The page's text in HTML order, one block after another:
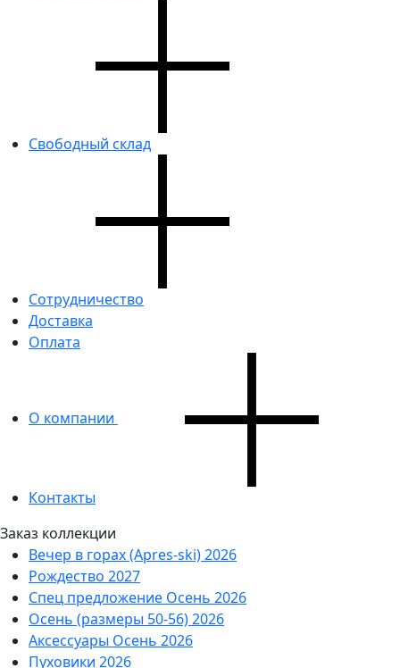
Свободный склад
Сотрудничество
Доставка
Оплата
О компании
Контакты
Заказ коллекции
Вечер в горах (Apres-ski) 2026
Рождество 2027
Спец предложение Осень 2026
Осень (размеры 50-56) 2026
Аксессуары Осень 2026
Пуховики 2026